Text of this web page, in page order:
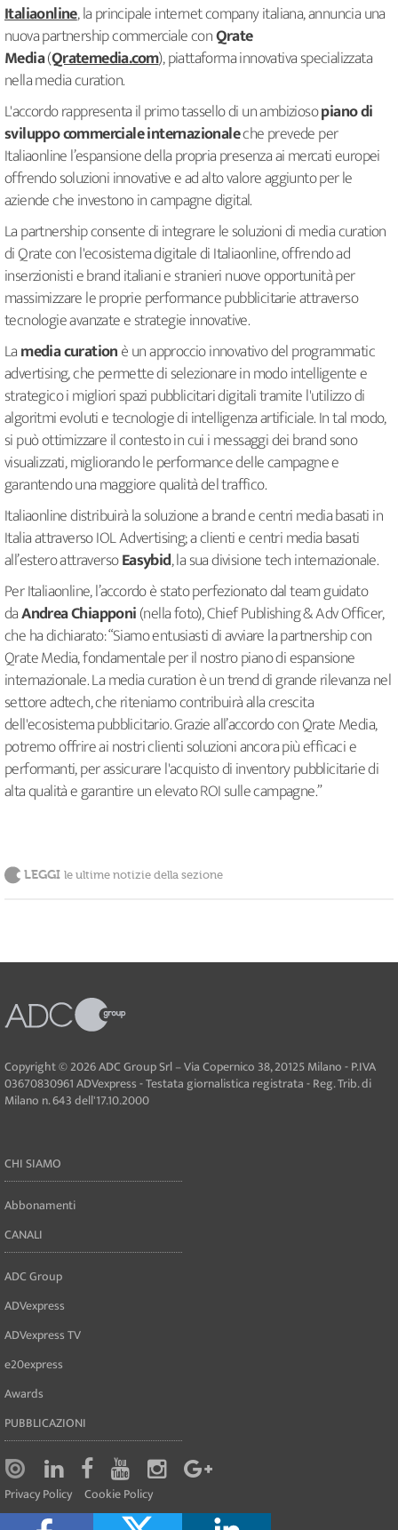
Italiaonline, la principale internet company italiana, annuncia una
nuova partnership commerciale conQrate
Media(Qratemedia.com), piattaforma innovativa specializzata
nella media curation.
L'accordo rappresenta il primo tassello di un ambiziosopiano di
sviluppo commerciale internazionaleche prevede per
Italiaonline l’espansione della propria presenza ai mercati europei
offrendo soluzioni innovative e ad alto valore aggiunto per le
aziende che investono in campagne digital.
La partnership consente di integrare le soluzioni di media curation
di Qrate con l'ecosistema digitale di Italiaonline, offrendo ad
inserzionisti e brand italiani e stranieri nuove opportunità per
massimizzare le proprie performance pubblicitarie attraverso
tecnologie avanzate e strategie innovative.
Lamedia curationè un approccio innovativo del programmatic
advertising, che permette di selezionare in modo intelligente e
strategico i migliori spazi pubblicitari digitali tramite l'utilizzo di
algoritmi evoluti e tecnologie di intelligenza artificiale. In tal modo,
si può ottimizzare il contesto in cui i messaggi dei brand sono
visualizzati, migliorando le performance delle campagne e
garantendo una maggiore qualità del traffico.
Italiaonline distribuirà la soluzione a brand e centri media basati in
Italia attraverso IOL Advertising; a clienti e centri media basati
all’estero attraversoEasybid, la sua divisione tech internazionale.
Per Italiaonline, l’accordo è stato perfezionato dal team guidato
daAndrea Chiapponi(nella foto), Chief Publishing & Adv Officer,
che ha dichiarato: “Siamo entusiasti di avviare la partnership con
Qrate Media, fondamentale per il nostro piano di espansione
internazionale. La media curation è un trend di grande rilevanza nel
settore adtech, che riteniamo contribuirà alla crescita
dell'ecosistema pubblicitario. Grazie all’accordo con Qrate Media,
potremo offrire ai nostri clienti soluzioni ancora più efficaci e
performanti, per assicurare l'acquisto di inventory pubblicitarie di
alta qualità e garantire un elevato ROI sulle campagne.”
LEGGI le ultime notizie della sezione
Copyright © 2026 ADC Group Srl – Via Copernico 38, 20125 Milano - P.IVA
03670830961 ADVexpress - Testata giornalistica registrata - Reg. Trib. di
Milano n. 643 dell'17.10.2000
CHI SIAMO
Abbonamenti
CANALI
ADC Group
ADVexpress
ADVexpress TV
e20express
Awards
PUBBLICAZIONI
Privacy Policy Cookie Policy